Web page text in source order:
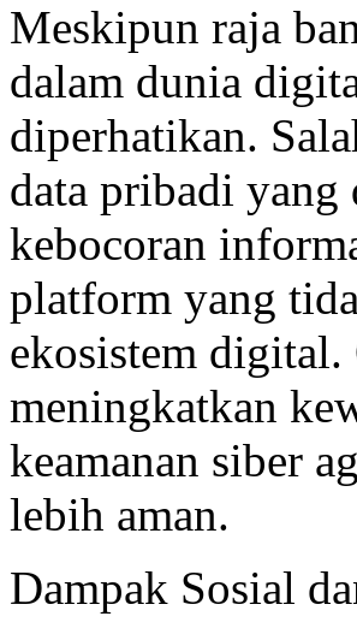
Meskipun raja
dalam dunia
diperhatikan.
data pribadi yang
kebocoran
platform yang
ekosistem digital.
meningkatkan
keamanan siber
lebih aman.
Dampak Sosial